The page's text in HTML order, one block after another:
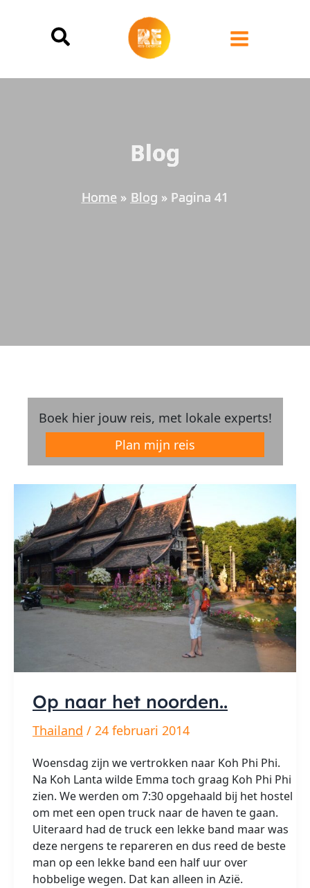
Blog
Home Blog Pagina 41
Boek hier jouw reis, met lokale experts!
Plan mijn reis
Op naar het noorden..
Thailand / 24 februari 2014
Woensdag zijn we vertrokken naar Koh Phi Phi.
Na Koh Lanta wilde Emma toch graag Koh Phi Phi
zien. We werden om 7:30 opgehaald bij het hostel
om met een open truck naar de haven te gaan.
Uiteraard had de truck een lekke band maar was
deze nergens te repareren en dus reed de beste
man op een lekke band een half uur over
hobbelige wegen. Dat kan alleen in Azië.